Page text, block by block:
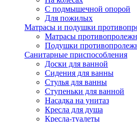
С подмышечной опорой
Для пожилых
Матрасы и подушки
Матрасы
Подушки
Санитарные приспособления
Доски для ванной
Сидения для ванны
Стулья для ванны
Ступеньки для ванной
Насадка на унитаз
Кресла для душа
Кресла-туалеты